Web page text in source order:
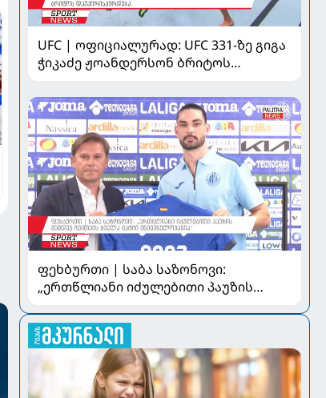
UFC | ოფიციალურად: UFC 331-ზე გიგა
ჭიკაძე ჟოანდერსონ ბრიტოს
ფეხბურთი | საბა საზონოვი:
„ერთწლიანი იძულებითი პაუზის
მნიშვნელოვანია“